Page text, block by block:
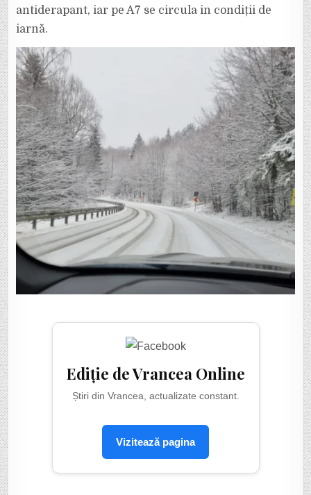
LIMITA
UTILAJE
SUNT
ÎN
ACȚIUNE.
antiderapant, iar pe A7 se circula in condiții de
iarnă.
Ediție de Vrancea Online
Știri din Vrancea, actualizate constant.
Vizitează pagina